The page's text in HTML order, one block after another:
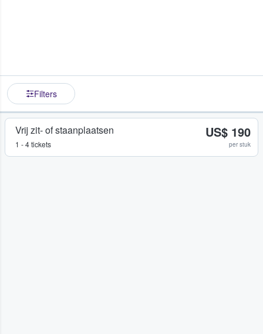
Filters
Vrij zit- of staanplaatsen
1 - 4 tickets
US$ 190
per stuk